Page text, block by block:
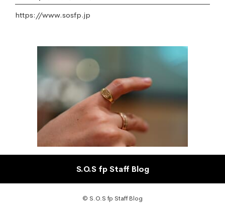
https://www.sosfp.jp
S.O.S fp Staff Blog
© S.O.S fp Staff Blog